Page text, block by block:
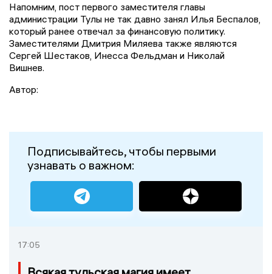
Напомним, пост первого заместителя главы
администрации Тулы не так давно занял Илья Беспалов,
который ранее отвечал за финансовую политику.
Заместителями Дмитрия Миляева также являются
Сергей Шестаков, Инесса Фельдман и Николай
Вишнев.
Автор:
Подписывайтесь, чтобы первыми
узнавать о важном:
17:05